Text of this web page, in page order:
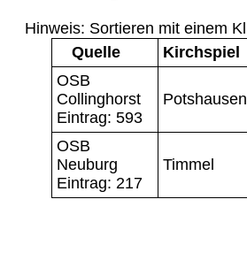
Hinweis: Sortieren mit einem
Quelle
Kirchspiel
OSB
Collinghorst
Eintrag: 593
Potshausen
OSB
Neuburg
Eintrag: 217
Timmel